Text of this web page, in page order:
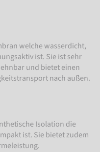
welche wasserdicht,
ist. Sie ist sehr
und bietet einen
nach außen.
Isolation die
ist. Sie bietet zudem